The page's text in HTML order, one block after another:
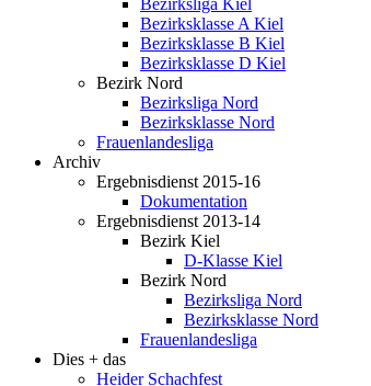
Bezirksliga Kiel
Bezirksklasse A Kiel
Bezirksklasse B Kiel
Bezirksklasse D Kiel
Bezirk Nord
Bezirksliga Nord
Bezirksklasse Nord
Frauenlandesliga
Archiv
Ergebnisdienst 2015-16
Dokumentation
Ergebnisdienst 2013-14
Bezirk Kiel
D-Klasse Kiel
Bezirk Nord
Bezirksliga Nord
Bezirksklasse Nord
Frauenlandesliga
Dies + das
Heider Schachfest